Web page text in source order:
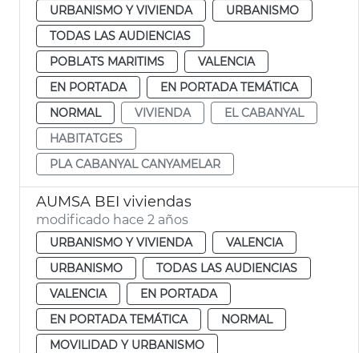
URBANISMO Y VIVIENDA
URBANISMO
TODAS LAS AUDIENCIAS
POBLATS MARITIMS
VALENCIA
EN PORTADA
EN PORTADA TEMÁTICA
NORMAL
VIVIENDA
EL CABANYAL
HABITATGES
PLA CABANYAL CANYAMELAR
AUMSA BEI viviendas
modificado hace 2 años
URBANISMO Y VIVIENDA
VALENCIA
URBANISMO
TODAS LAS AUDIENCIAS
VALENCIA
EN PORTADA
EN PORTADA TEMÁTICA
NORMAL
MOVILIDAD Y URBANISMO